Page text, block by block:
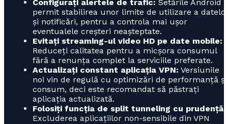
Configurați alertele de trafic: Setările Android
permit stabilirea unor limite de utilizare a
și notificări, pentru a controla mai ușor
eventualele creșteri neașteptate.
Evitați streaming-ul video HD pe date mobile:
Reduceți calitatea pentru a micșora consumul
fără a renunța complet la serviciile preferate.
Actualizați constant aplicația VPN: Versiunile
noi vin de regulă cu optimizări de performanță și
consum, deci este recomandat să păstrați
aplicația actualizată.
Folosiți funcția de split tunneling cu prudență:
Excluderea aplicațiilor non-sensibile din VPN